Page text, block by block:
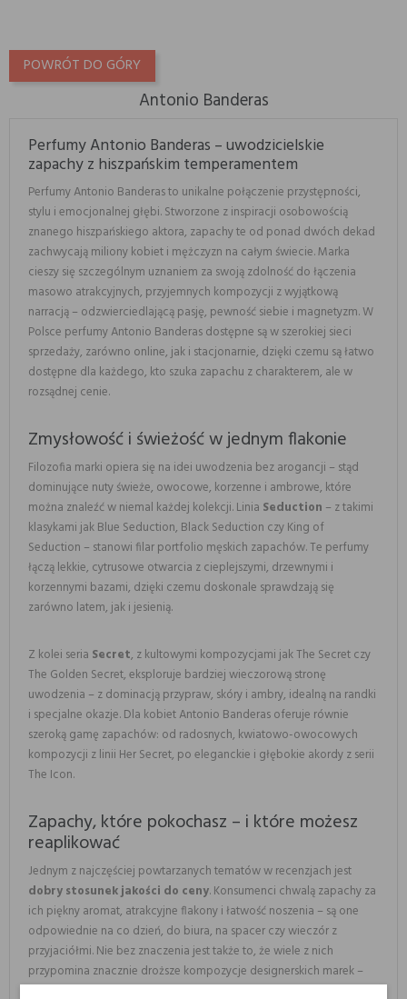
POWRÓT DO GÓRY
Antonio Banderas
Perfumy Antonio Banderas – uwodzicielskie
zapachy z hiszpańskim temperamentem
Perfumy Antonio Banderas to unikalne połączenie przystępności,
stylu i emocjonalnej głębi. Stworzone z inspiracji osobowością
znanego hiszpańskiego aktora, zapachy te od ponad dwóch dekad
zachwycają miliony kobiet i mężczyzn na całym świecie. Marka
cieszy się szczególnym uznaniem za swoją zdolność do łączenia
masowo atrakcyjnych, przyjemnych kompozycji z wyjątkową
narracją – odzwierciedlającą pasję, pewność siebie i magnetyzm. W
Polsce perfumy Antonio Banderas dostępne są w szerokiej sieci
sprzedaży, zarówno online, jak i stacjonarnie, dzięki czemu są łatwo
dostępne dla każdego, kto szuka zapachu z charakterem, ale w
rozsądnej cenie.
Zmysłowość i świeżość w jednym flakonie
Filozofia marki opiera się na idei uwodzenia bez arogancji – stąd
dominujące nuty świeże, owocowe, korzenne i ambrowe, które
można znaleźć w niemal każdej kolekcji. Linia Seduction – z takimi
klasykami jak Blue Seduction, Black Seduction czy King of
Seduction – stanowi filar portfolio męskich zapachów. Te perfumy
łączą lekkie, cytrusowe otwarcia z cieplejszymi, drzewnymi i
korzennymi bazami, dzięki czemu doskonale sprawdzają się
zarówno latem, jak i jesienią.
Z kolei seria Secret, z kultowymi kompozycjami jak The Secret czy
The Golden Secret, eksploruje bardziej wieczorową stronę
uwodzenia – z dominacją przypraw, skóry i ambry, idealną na randki
i specjalne okazje. Dla kobiet Antonio Banderas oferuje równie
szeroką gamę zapachów: od radosnych, kwiatowo-owocowych
kompozycji z linii Her Secret, po eleganckie i głębokie akordy z serii
The Icon.
Zapachy, które pokochasz – i które możesz
reaplikować
Jednym z najczęściej powtarzanych tematów w recenzjach jest
dobry stosunek jakości do ceny. Konsumenci chwalą zapachy za
ich piękny aromat, atrakcyjne flakony i łatwość noszenia – są one
odpowiednie na co dzień, do biura, na spacer czy wieczór z
przyjaciółmi. Nie bez znaczenia jest także to, że wiele z nich
przypomina znacznie droższe kompozycje designerskich marek –